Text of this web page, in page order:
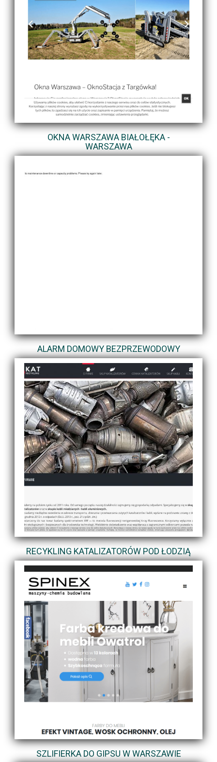
OKNA WARSZAWA BIAŁOŁĘKA -
WARSZAWA
ALARM DOMOWY BEZPRZEWODOWY
RECYKLING KATALIZATORÓW POD ŁODZIĄ
SZLIFIERKA DO GIPSU W WARSZAWIE